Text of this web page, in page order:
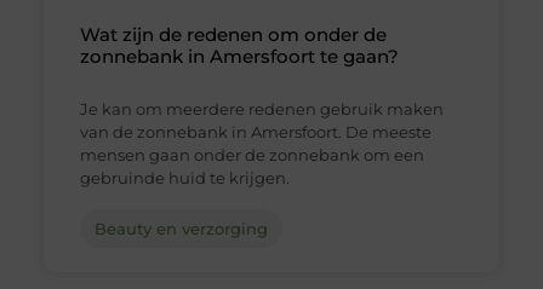
Wat zijn de redenen om onder de
zonnebank in Amersfoort te gaan?
Je kan om meerdere redenen gebruik maken
van de zonnebank in Amersfoort. De meeste
mensen gaan onder de zonnebank om een
gebruinde huid te krijgen.
Beauty en verzorging